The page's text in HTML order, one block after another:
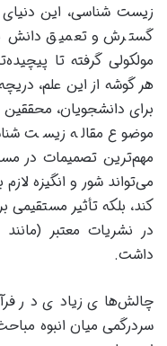
زیست شناسی، این دنیای
گسترش و تعمیق دانش
مولکولی گرفته تا
هر گوشه از این علم،
برای دانشجویان،
موضوع مقاله زیست
مهم‌ترین تصمیمات در
می‌تواند شور و انگیزه
کند، بلکه تأثیر
داشت.
چالش‌های زیادی در
سردرگمی میان انبوه